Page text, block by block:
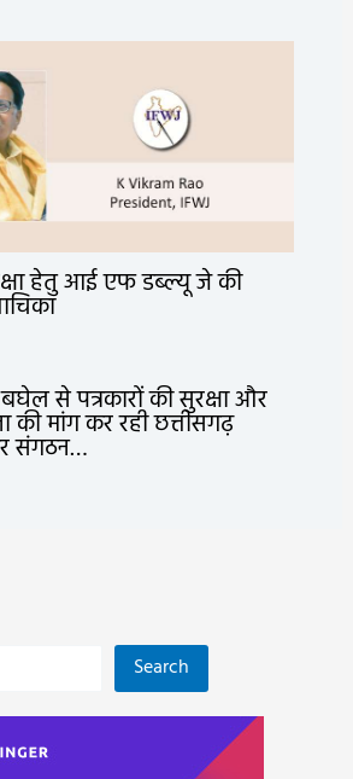
हेतु आई एफ डब्ल्यू जे की
से पत्रकारों की सुरक्षा और
की मांग कर रही छत्तीसगढ़
संगठन…
Search